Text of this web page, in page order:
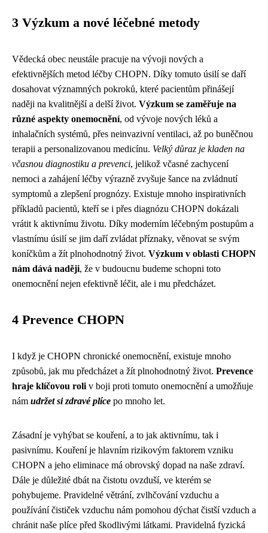
3 Výzkum a nové léčebné metody
Vědecká obec neustále pracuje na vývoji nových a
efektivnějších metod léčby CHOPN. Díky tomuto úsilí se daří
dosahovat významných pokroků, které pacientům přinášejí
naději na kvalitnější a delší život. Výzkum se zaměřuje na
různé aspekty onemocnění, od vývoje nových léků a
inhalačních systémů, přes neinvazivní ventilaci, až po buněčnou
terapii a personalizovanou medicínu. Velký důraz je kladen na
včasnou diagnostiku a prevenci, jelikož včasné zachycení
nemoci a zahájení léčby výrazně zvyšuje šance na zvládnutí
symptomů a zlepšení prognózy. Existuje mnoho inspirativních
příkladů pacientů, kteří se i přes diagnózu CHOPN dokázali
vrátit k aktivnímu životu. Díky moderním léčebným postupům a
vlastnímu úsilí se jim daří zvládat příznaky, věnovat se svým
koníčkům a žít plnohodnotný život. Výzkum v oblasti CHOPN
nám dává naději, že v budoucnu budeme schopni toto
onemocnění nejen efektivně léčit, ale i mu předcházet.
4 Prevence CHOPN
I když je CHOPN chronické onemocnění, existuje mnoho
způsobů, jak mu předcházet a žít plnohodnotný život. Prevence
hraje klíčovou roli v boji proti tomuto onemocnění a umožňuje
nám udržet si zdravé plíce po mnoho let.
Zásadní je vyhýbat se kouření, a to jak aktivnímu, tak i
pasivnímu. Kouření je hlavním rizikovým faktorem vzniku
CHOPN a jeho eliminace má obrovský dopad na naše zdraví.
Dále je důležité dbát na čistotu ovzduší, ve kterém se
pohybujeme. Pravidelné větrání, zvlhčování vzduchu a
používání čističek vzduchu nám pomohou dýchat čistší vzduch a
chránit naše plíce před škodlivými látkami. Pravidelná fyzická